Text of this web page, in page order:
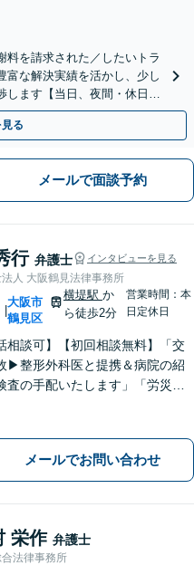
料を請求された／したいトラ
富な解決実績を活かし、少し
ます【当日、夜間・休日相
る
メールで面談予約
行 弁護士 インタビューを見る
人 大阪鶴見法律事務所
大阪市
鶴見区
横堤駅 か
ら徒歩2分
営業時間：本
日定休日
相談可】【初回相談無料】「交
▶︎整形外科医と提携＆病院の紹
査の手配いたします」「労災の
法律問題だけではないトータル
トを目指します【セカンドオピ
可】
メールでお問い合わせ
栄作 弁護士
法律事務所